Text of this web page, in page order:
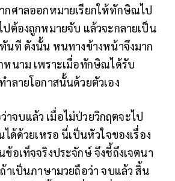
กศาลออกหมายเรียกให้ทักษิณไป
ต้องถูกหมายจับ แล้วจะกลายเป็น
นที ดังนั้น หนทางข้างหน้าจึงมาก
หนาม เพราะเมื่อทักษิณได้รับ
ำลายโอกาสนั้นด้วยตัวเอง
าจบแล้ว เมื่อไม่ป่วยวิกฤตจะไป
ด้ด้วยเหรอ นี่เป็นหัวใจของเรื่อง
อเท็จจริงประจักษ์ จึงชี้ถึงเจตนา
าเป็นภาษามวยถือว่า จบแล้ว สิ้น